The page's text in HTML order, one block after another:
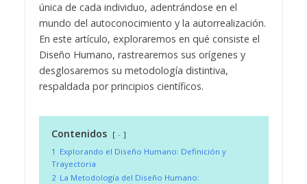
única de cada individuo, adentrándose en el
mundo del autoconocimiento y la autorrealización.
En este artículo, exploraremos en qué consiste el
Diseño Humano, rastrearemos sus orígenes y
desglosaremos su metodología distintiva,
respaldada por principios científicos.
Contenidos
-
1 Explorando el Diseño Humano: Definición y
Trayectoria
2 La Metodología del Diseño Humano: